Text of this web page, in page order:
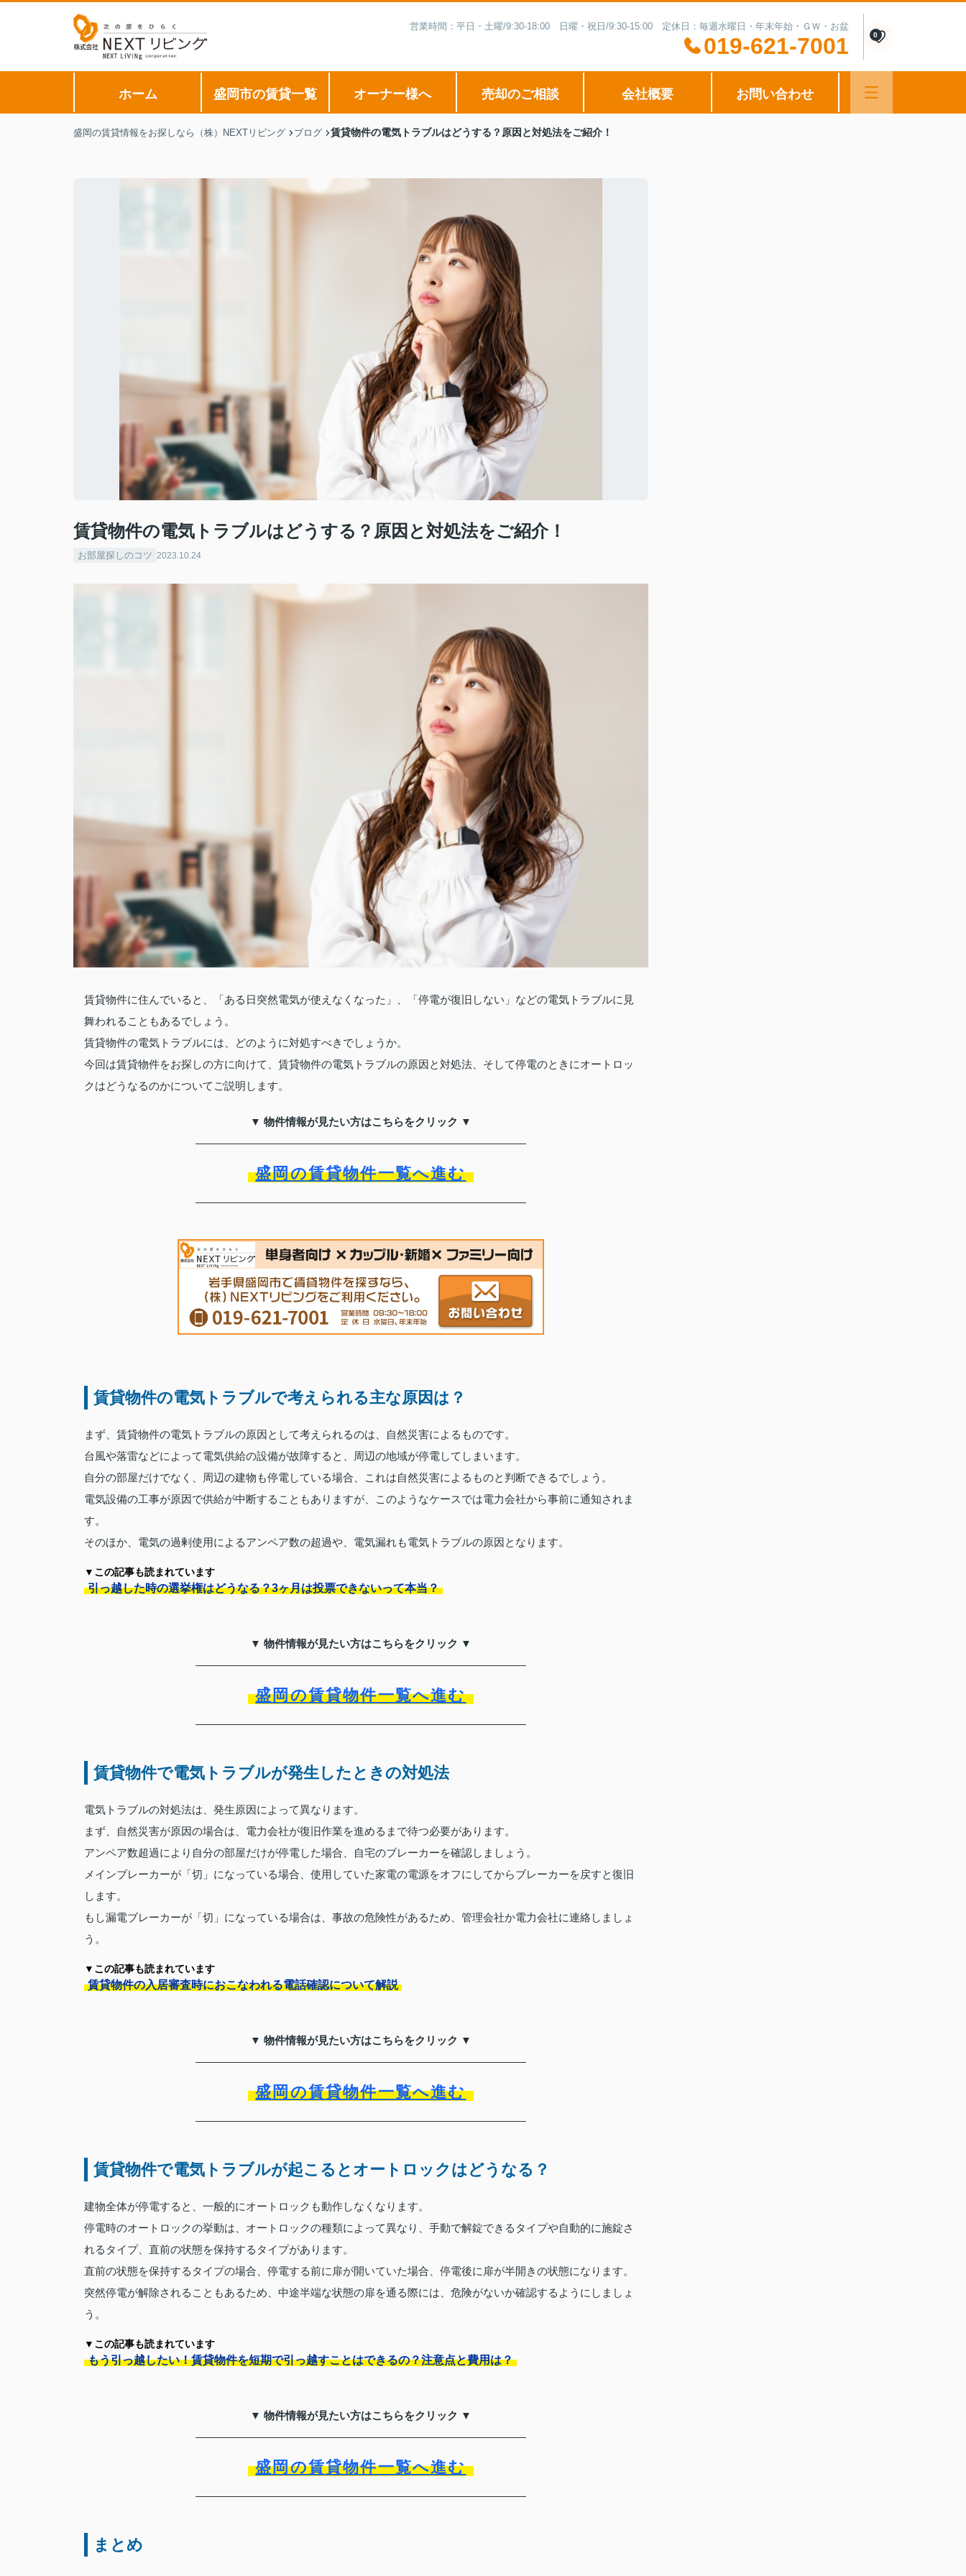
営業時間：平日・土曜/9:30-18:00 日曜・祝日/9:30-15:00 定休日：毎週水曜日・年末年始・ＧＷ・お盆
019-621-7001 0
ホーム 盛岡市の賃貸一覧 オーナー様へ 売却のご相談 会社概要 お問い合わせ
盛岡の賃貸情報をお探しなら（株）NEXTリビング ブログ 賃貸物件の電気トラブルはどうする？原因と対処法をご紹介！
賃貸物件の電気トラブルはどうする？原因と対処法をご紹介！
お部屋探しのコツ 2023.10.24
賃貸物件に住んでいると、「ある日突然電気が使えなくなった」、「停電が復旧しない」などの電気トラブルに見
舞われることもあるでしょう。
賃貸物件の電気トラブルには、どのように対処すべきでしょうか。
今回は賃貸物件をお探しの方に向けて、賃貸物件の電気トラブルの原因と対処法、そして停電のときにオートロッ
クはどうなるのかについてご説明します。
▼ 物件情報が見たい方はこちらをクリック ▼
盛岡の賃貸物件一覧へ進む
賃貸物件の電気トラブルで考えられる主な原因は？
まず、賃貸物件の電気トラブルの原因として考えられるのは、自然災害によるものです。
台風や落雷などによって電気供給の設備が故障すると、周辺の地域が停電してしまいます。
自分の部屋だけでなく、周辺の建物も停電している場合、これは自然災害によるものと判断できるでしょう。
電気設備の工事が原因で供給が中断することもありますが、このようなケースでは電力会社から事前に通知されま
す。
そのほか、電気の過剰使用によるアンペア数の超過や、電気漏れも電気トラブルの原因となります。
▼この記事も読まれています
引っ越した時の選挙権はどうなる？3ヶ月は投票できないって本当？
▼ 物件情報が見たい方はこちらをクリック ▼
盛岡の賃貸物件一覧へ進む
賃貸物件で電気トラブルが発生したときの対処法
電気トラブルの対処法は、発生原因によって異なります。
まず、自然災害が原因の場合は、電力会社が復旧作業を進めるまで待つ必要があります。
アンペア数超過により自分の部屋だけが停電した場合、自宅のブレーカーを確認しましょう。
メインブレーカーが「切」になっている場合、使用していた家電の電源をオフにしてからブレーカーを戻すと復旧
します。
もし漏電ブレーカーが「切」になっている場合は、事故の危険性があるため、管理会社か電力会社に連絡しましょ
う。
▼この記事も読まれています
賃貸物件の入居審査時におこなわれる電話確認について解説
▼ 物件情報が見たい方はこちらをクリック ▼
盛岡の賃貸物件一覧へ進む
賃貸物件で電気トラブルが起こるとオートロックはどうなる？
建物全体が停電すると、一般的にオートロックも動作しなくなります。
停電時のオートロックの挙動は、オートロックの種類によって異なり、手動で解錠できるタイプや自動的に施錠さ
れるタイプ、直前の状態を保持するタイプがあります。
直前の状態を保持するタイプの場合、停電する前に扉が開いていた場合、停電後に扉が半開きの状態になります。
突然停電が解除されることもあるため、中途半端な状態の扉を通る際には、危険がないか確認するようにしましょ
う。
▼この記事も読まれています
もう引っ越したい！賃貸物件を短期で引っ越すことはできるの？注意点と費用は？
▼ 物件情報が見たい方はこちらをクリック ▼
盛岡の賃貸物件一覧へ進む
まとめ